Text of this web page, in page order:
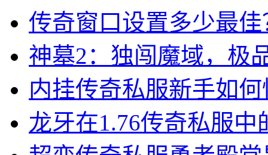
传奇窗口设置多少最佳
神墓2：独闯魔域，极
内挂传奇私服新手如
龙牙在1.76传奇私服中